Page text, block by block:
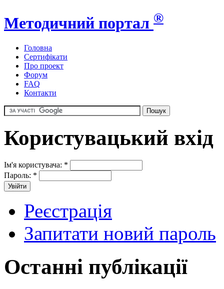
Методичний портал ®
Головна
Сертифікати
Про проект
Форум
FAQ
Контакти
Користувацький вхід
Ім'я користувача: *
Пароль: *
Реєстрація
Запитати новий пароль
Останні публікації